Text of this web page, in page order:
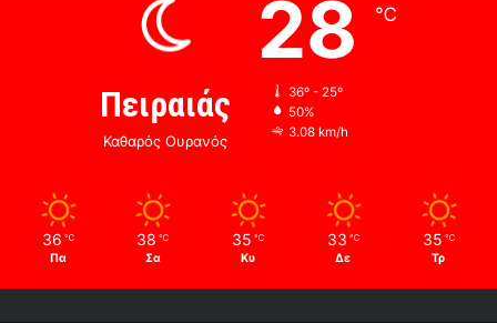
Πειραιάς
Καθαρός Ουρανός
28 ℃
36º - 25º
50%
3.08 km/h
36 ℃
Πα
38 ℃
Σα
35 ℃
Κυ
33 ℃
Δε
35 ℃
Τρ